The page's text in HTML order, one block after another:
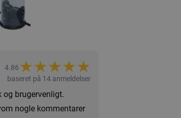
4.86★★★★★
★
baseret på 14 anmeldelser
og brugervenligt.
nogle kommentarer